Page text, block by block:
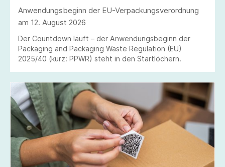
Anwendungsbeginn der EU-Verpackungsverordnung
am 12. August 2026
Der Countdown läuft – der Anwendungsbeginn der
Packaging and Packaging Waste Regulation (EU)
2025/40 (kurz: PPWR) steht in den Startlöchern.